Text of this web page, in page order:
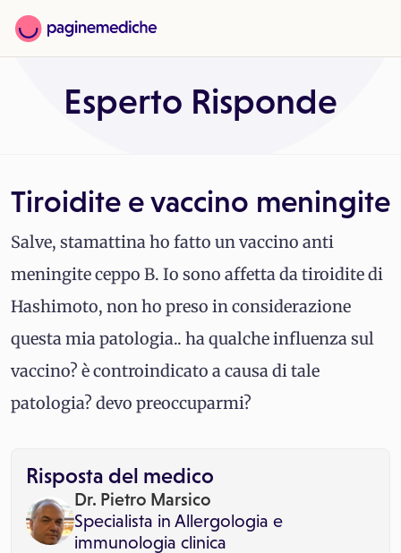
Esperto Risponde
Tiroidite e vaccino meningite
Salve, stamattina ho fatto un vaccino anti
meningite ceppo B. Io sono affetta da tiroidite di
Hashimoto, non ho preso in considerazione
questa mia patologia.. ha qualche influenza sul
vaccino? è controindicato a causa di tale
patologia? devo preoccuparmi?
Risposta del medico
Dr. Pietro Marsico
Specialista in Allergologia e
immunologia clinica